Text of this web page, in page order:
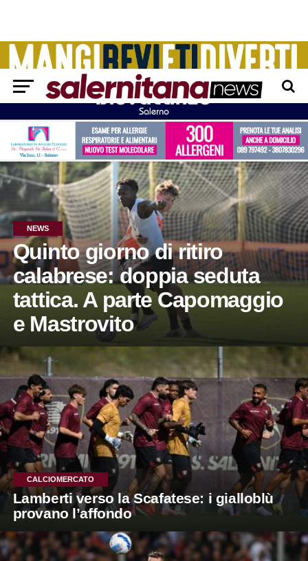
NEWS
Quinto giorno di ritiro
calabrese: doppia seduta
tattica. A parte Capomaggio
e Mastrovito
CALCIOMERCATO
Lamberti verso la Scafatese: i gialloblù
provano l’affondo